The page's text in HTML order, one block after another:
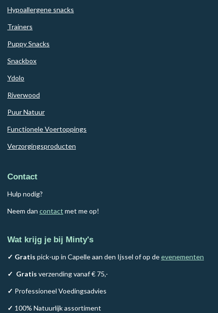
Hypoallergene snacks
Trainers
Puppy Snacks
Snackbox
Ydolo
Riverwood
Puur Natuur
Functionele Voertoppings
Verzorgingsproducten
Contact
Hulp nodig?
Neem dan contact met me op!
Wat krijg je bij Minty's
✓ Gratis pick-up in Capelle aan den Ijssel of op deevenementen
✓ Gratis verzending vanaf € 75,-
✓ Professioneel Voedingsadvies
✓ 100% Natuurlijk assortiment